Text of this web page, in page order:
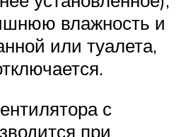
влажность и
или туалета,
с
при